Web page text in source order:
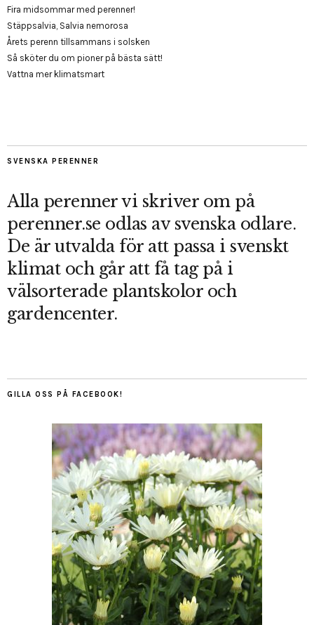
Fira midsommar med perenner!
Stäppsalvia, Salvia nemorosa
Årets perenn tillsammans i solsken
Så sköter du om pioner på bästa sätt!
Vattna mer klimatsmart
SVENSKA PERENNER
Alla perenner vi skriver om på
perenner.se odlas av svenska odlare.
De är utvalda för att passa i svenskt
klimat och går att få tag på i
välsorterade plantskolor och
gardencenter.
GILLA OSS PÅ FACEBOOK!